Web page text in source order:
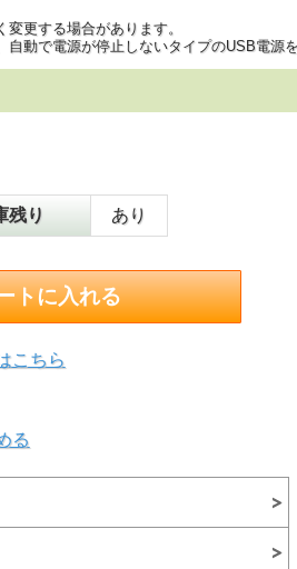
更する場合があります。
動で電源が停止しないタイプのUSB電源
残り あり
こちら
る